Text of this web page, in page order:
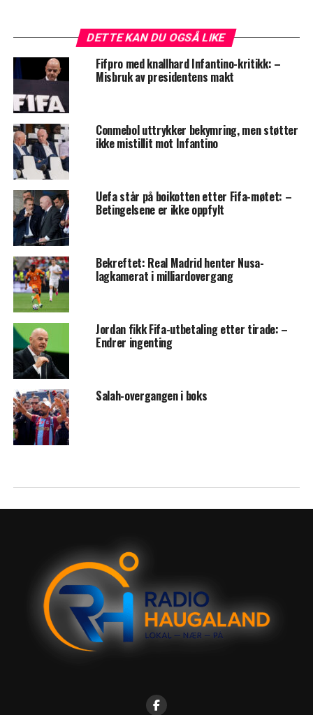
DETTE KAN DU OGSÅ LIKE
Fifpro med knallhard Infantino-kritikk: –
Misbruk av presidentens makt
Conmebol uttrykker bekymring, men støtter
ikke mistillit mot Infantino
Uefa står på boikotten etter Fifa-møtet: –
Betingelsene er ikke oppfylt
Bekreftet: Real Madrid henter Nusa-
lagkamerat i milliardovergang
Jordan fikk Fifa-utbetaling etter tirade: –
Endrer ingenting
Salah-overgangen i boks